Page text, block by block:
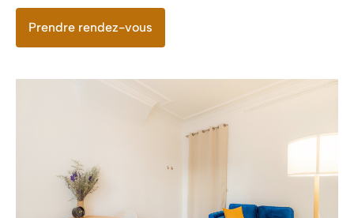
Prendre rendez-vous